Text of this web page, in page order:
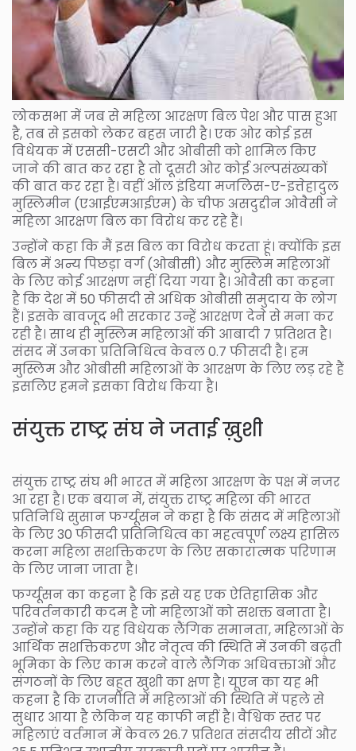
लोकसभा में जब से महिला आरक्षण बिल पेश और पास हुआ
है, तब से इसको लेकर बहस जारी है। एक ओर कोई इस
विधेयक में एससी-एसटी और ओबीसी को शामिल किए
जाने की बात कर रहा है तो दूसरी ओर कोई अल्पसंख्यकों
की बात कर रहा है। वहीं ऑल इंडिया मजलिस-ए-इत्तेहादुल
मुस्लिमीन (एआईएमआईएम) के चीफ असदुद्दीन ओवैसी ने
महिला आरक्षण बिल का विरोध कर रहे हैं।
उन्होंने कहा कि मैं इस बिल का विरोध करता हूं। क्योंकि इस
बिल में अन्य पिछड़ा वर्ग (ओबीसी) और मुस्लिम महिलाओं
के लिए कोई आरक्षण नहीं दिया गया है। ओवैसी का कहना
है कि देश में 50 फीसदी से अधिक ओबीसी समुदाय के लोग
हैं। इसके बावजूद भी सरकार उन्हें आरक्षण देने से मना कर
रही है। साथ ही मुस्लिम महिलाओं की आबादी 7 प्रतिशत है।
संसद में उनका प्रतिनिधित्व केवल 0.7 फीसदी है। हम
मुस्लिम और ओबीसी महिलाओं के आरक्षण के लिए लड़ रहे हैं
इसलिए हमने इसका विरोध किया है।
संयुक्त राष्ट्र संघ ने जताई ख़ुशी
संयुक्त राष्ट्र संघ भी भारत में महिला आरक्षण के पक्ष में नजर
आ रहा है। एक बयान में, संयुक्त राष्ट्र महिला की भारत
प्रतिनिधि सुसान फर्ग्यूसन ने कहा है कि संसद में महिलाओं
के लिए 30 फीसदी प्रतिनिधित्व का महत्वपूर्ण लक्ष्य हासिल
करना महिला सशक्तिकरण के लिए सकारात्मक परिणाम
के लिए जाना जाता है।
फर्ग्यूसन का कहना है कि इसे यह एक ऐतिहासिक और
परिवर्तनकारी कदम है जो महिलाओं को सशक्त बनाता है।
उन्होंने कहा कि यह विधेयक लैंगिक समानता, महिलाओं के
आर्थिक सशक्तिकरण और नेतृत्व की स्थिति में उनकी बढ़ती
भूमिका के लिए काम करने वाले लैंगिक अधिवक्ताओं और
संगठनों के लिए बहुत खुशी का क्षण है। यूएन का यह भी
कहना है कि राजनीति में महिलाओं की स्थिति में पहले से
सुधार आया है लेकिन यह काफी नहीं है। वैश्विक स्तर पर
महिलाएं वर्तमान में केवल 26.7 प्रतिशत संसदीय सीटों और